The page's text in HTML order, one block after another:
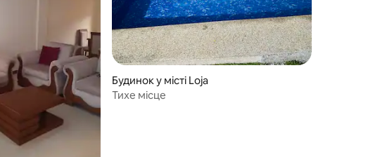
Будинок у місті Loja
Тихе місце